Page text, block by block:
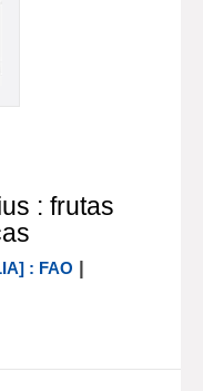
: frutas
: FAO |